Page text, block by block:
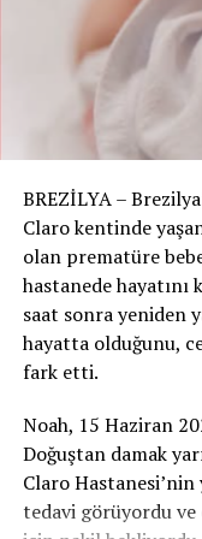
işaret ediyor.
TÜBİNGEN’DE
FATURALARI TEPKİ
DON'T MISS
ZÜRİH
ZİYARETLER
BREZİLYA –
Claro kentinde
olan prematüre
hastanede hayatını
saat sonra yeniden
hayatta olduğunu,
fark etti.
Noah, 15 Haziran
Doğuştan damak
Claro
tedavi görüyordu ve